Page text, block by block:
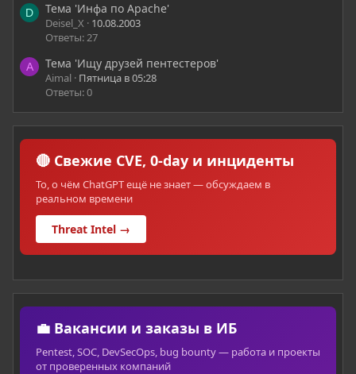
D Тема 'Инфа по Apache'
Deisel_X
10.08.2003
Ответы: 27
A Тема 'Ищу друзей пентестеров'
Aimal
Пятница в 05:28
Ответы: 0
🔴 Свежие CVE, 0-day и инциденты
То, о чём ChatGPT ещё не знает — обсуждаем в
реальном времени
Threat Intel →
💼 Вакансии и заказы в ИБ
Pentest, SOC, DevSecOps, bug bounty — работа и проекты
от проверенных компаний